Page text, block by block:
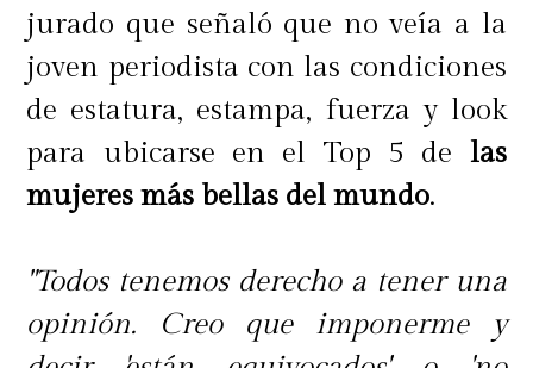
jurado que señaló que no veía a la
joven periodista con las condiciones
de estatura, estampa, fuerza y look
para ubicarse en el Top 5 de las
mujeres más bellas del mundo.
"Todos tenemos derecho a tener una
opinión. Creo que imponerme y